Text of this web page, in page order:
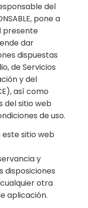
del
pone a
presente
dar
dispuestas
de Servicios
y del
así como
del sitio web
de uso.
sitio web
y
disposiciones
otra
aplicación.